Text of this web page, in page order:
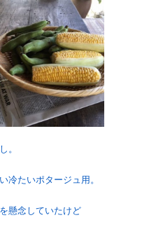
。
冷たいポタージュ用。
懸念していたけど